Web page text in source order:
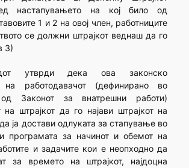
настапувањето на кој било од
1 и 2 на овој член, работниците
се должни штрајкот веднаш да го
3)
утврди дека ова законско
на работодавачот (дефинирано во
Законот за внатрешни работи)
на штрајкот да го најави штрајкот на
ја достави одлуката за стапување во
програмата за начинот и обемот на
и задачите кои е неопходно да
за времето на штрајкот, најдоцна